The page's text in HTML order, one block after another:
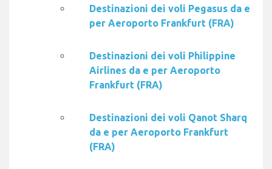
Destinazioni dei voli Pegasus da e
per Aeroporto Frankfurt (FRA)
Destinazioni dei voli Philippine
Airlines da e per Aeroporto
Frankfurt (FRA)
Destinazioni dei voli Qanot Sharq
da e per Aeroporto Frankfurt
(FRA)